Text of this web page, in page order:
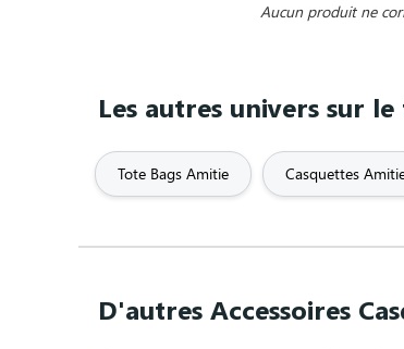
Aucun produit ne
Les autres univers sur
Tote Bags Amitie Casquettes
D'autres Accessoires